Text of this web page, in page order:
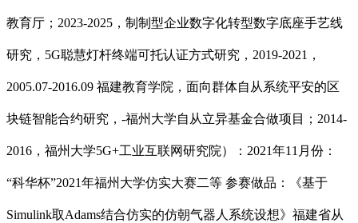
教育厅；2023-2025，制制型企业数字化转型数字底座手艺线
研究，5G聪慧灯杆终端可托认证方式研究，2019-2021，
2005.07-2016.09 福建教育学院，面向群体自从系统平安的区
块链智能合约研究，-福州大学自从立异基金合做项目；2014-
2016，福州大学5G+工业互联网研究院）：2021年11月份：
“科华杯”2021年福州大学仿实大赛二等 参赛做品：《基于
Simulink取Adams结合仿实的仿朝气器人系统设想》福建省从